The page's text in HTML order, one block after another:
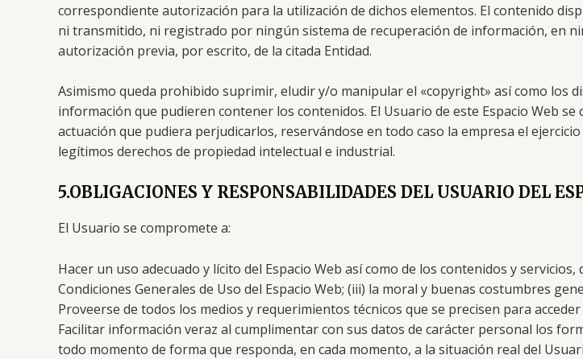
correspondiente autorización para la utilización de dichos elementos. El contenido
ni transmitido, ni registrado por ningún sistema de recuperación de información, en
autorización previa, por escrito, de la citada Entidad.
Asimismo queda prohibido suprimir, eludir y/o manipular el «copyright» así como los
información que pudieren contener los contenidos. El Usuario de este Espacio Web
actuación que pudiera perjudicarlos, reservándose en todo caso la empresa el
legítimos derechos de propiedad intelectual e industrial.
5.OBLIGACIONES Y RESPONSABILIDADES DEL USUARIO DEL
El Usuario se compromete a:
Hacer un uso adecuado y lícito del Espacio Web así como de los contenidos y
Condiciones Generales de Uso del Espacio Web; (iii) la moral y buenas costumbres
Proveerse de todos los medios y requerimientos técnicos que se precisen para acceder
Facilitar información veraz al cumplimentar con sus datos de carácter personal los
todo momento de forma que responda, en cada momento, a la situación real del